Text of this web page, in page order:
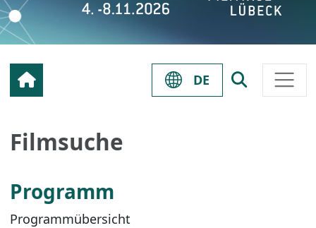
DE
Filmsuche
Programm
Programmübersicht